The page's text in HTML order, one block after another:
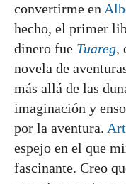
convertirme en
hecho, el primer
dinero fue Tuareg,
novela de
más allá de las
imaginación y
por la aventura.
espejo en el que
fascinante. Creo